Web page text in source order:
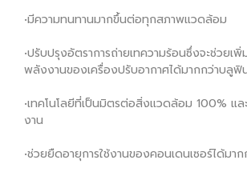
•มีความทนทานมากขึ้นต่อทุกสภาพแวดล้อม
•ปรับปรุงอัตราการถ่ายเทความร้อนซึ่งจะช่วยเ
พลังงานของเครื่องปรับอากาศได้มากกว่าบลูฟิ
•เทคโนโลยีที่เป็นมิตรต่อสิ่งแวดล้อม 100% แล
งาน
•ช่วยยืดอายุการใช้งานของคอนเดนเซอร์ได้มา